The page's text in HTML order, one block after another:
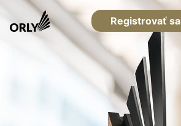
Registrovať sa